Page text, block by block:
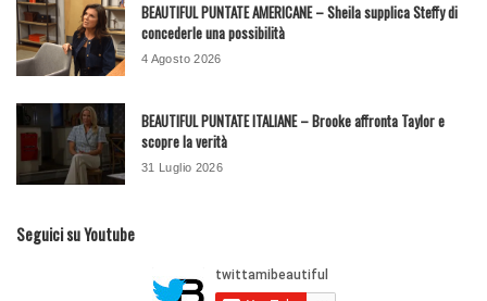
BEAUTIFUL PUNTATE AMERICANE – Sheila supplica Steffy di
concederle una possibilità
4 Agosto 2026
BEAUTIFUL PUNTATE ITALIANE – Brooke affronta Taylor e
scopre la verità
31 Luglio 2026
Seguici su Youtube